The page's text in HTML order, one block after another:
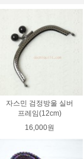
자스민 검정방울 실버
프레임(12cm)
16,000원